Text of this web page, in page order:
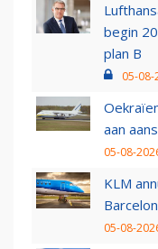
begin
plan B
05-08-
aan
05-08-
KLM
05-08-